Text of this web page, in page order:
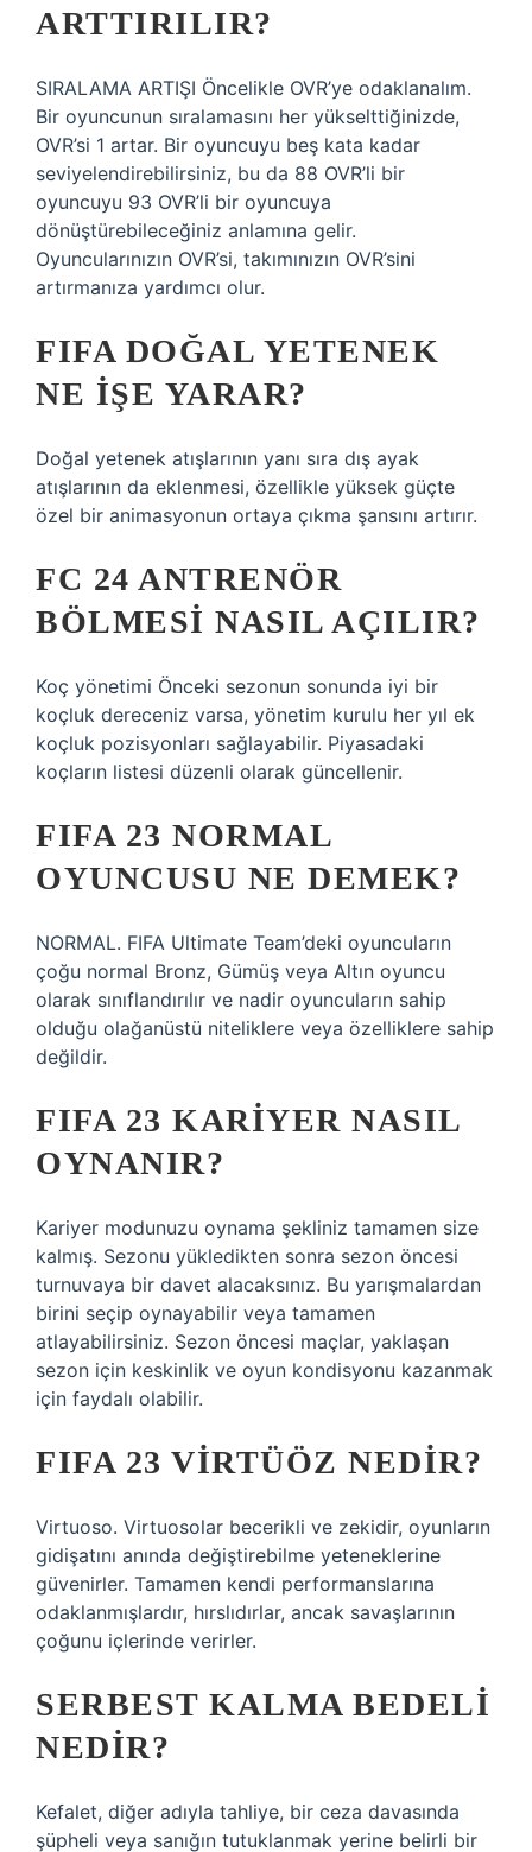
ARTTIRILIR?
SIRALAMA ARTIŞI Öncelikle OVR’ye odaklanalım.
Bir oyuncunun sıralamasını her yükselttiğinizde,
OVR’si 1 artar. Bir oyuncuyu beş kata kadar
seviyelendirebilirsiniz, bu da 88 OVR’li bir
oyuncuyu 93 OVR’li bir oyuncuya
dönüştürebileceğiniz anlamına gelir.
Oyuncularınızın OVR’si, takımınızın OVR’sini
artırmanıza yardımcı olur.
FIFA DOĞAL YETENEK
NE IŞE YARAR?
Doğal yetenek atışlarının yanı sıra dış ayak
atışlarının da eklenmesi, özellikle yüksek güçte
özel bir animasyonun ortaya çıkma şansını artırır.
FC 24 ANTRENÖR
BÖLMESI NASIL AÇILIR?
Koç yönetimi Önceki sezonun sonunda iyi bir
koçluk dereceniz varsa, yönetim kurulu her yıl ek
koçluk pozisyonları sağlayabilir. Piyasadaki
koçların listesi düzenli olarak güncellenir.
FIFA 23 NORMAL
OYUNCUSU NE DEMEK?
NORMAL. FIFA Ultimate Team’deki oyuncuların
çoğu normal Bronz, Gümüş veya Altın oyuncu
olarak sınıflandırılır ve nadir oyuncuların sahip
olduğu olağanüstü niteliklere veya özelliklere sahip
değildir.
FIFA 23 KARIYER NASIL
OYNANIR?
Kariyer modunuzu oynama şekliniz tamamen size
kalmış. Sezonu yükledikten sonra sezon öncesi
turnuvaya bir davet alacaksınız. Bu yarışmalardan
birini seçip oynayabilir veya tamamen
atlayabilirsiniz. Sezon öncesi maçlar, yaklaşan
sezon için keskinlik ve oyun kondisyonu kazanmak
için faydalı olabilir.
FIFA 23 VIRTÜÖZ NEDIR?
Virtuoso. Virtuosolar becerikli ve zekidir, oyunların
gidişatını anında değiştirebilme yeteneklerine
güvenirler. Tamamen kendi performanslarına
odaklanmışlardır, hırslıdırlar, ancak savaşlarının
çoğunu içlerinde verirler.
SERBEST KALMA BEDELI
NEDIR?
Kefalet, diğer adıyla tahliye, bir ceza davasında
şüpheli veya sanığın tutuklanmak yerine belirli bir